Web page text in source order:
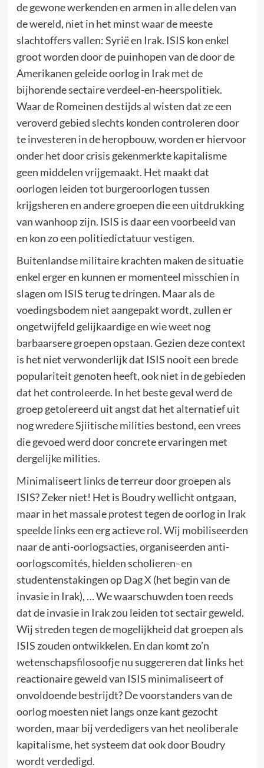
de gewone werkenden en armen in alle delen van
de wereld, niet in het minst waar de meeste
slachtoffers vallen: Syrië en Irak. ISIS kon enkel
groot worden door de puinhopen van de door de
Amerikanen geleide oorlog in Irak met de
bijhorende sectaire verdeel-en-heerspolitiek.
Waar de Romeinen destijds al wisten dat ze een
veroverd gebied slechts konden controleren door
te investeren in de heropbouw, worden er hiervoor
onder het door crisis gekenmerkte kapitalisme
geen middelen vrijgemaakt. Het maakt dat
oorlogen leiden tot burgeroorlogen tussen
krijgsheren en andere groepen die een uitdrukking
van wanhoop zijn. ISIS is daar een voorbeeld van
en kon zo een politiedictatuur vestigen.
Buitenlandse militaire krachten maken de situatie
enkel erger en kunnen er momenteel misschien in
slagen om ISIS terug te dringen. Maar als de
voedingsbodem niet aangepakt wordt, zullen er
ongetwijfeld gelijkaardige en wie weet nog
barbaarsere groepen opstaan. Gezien deze context
is het niet verwonderlijk dat ISIS nooit een brede
populariteit genoten heeft, ook niet in de gebieden
dat het controleerde. In het beste geval werd de
groep getolereerd uit angst dat het alternatief uit
nog wredere Sjiitische milities bestond, een vrees
die gevoed werd door concrete ervaringen met
dergelijke milities.
Minimaliseert links de terreur door groepen als
ISIS? Zeker niet! Het is Boudry wellicht ontgaan,
maar in het massale protest tegen de oorlog in Irak
speelde links een erg actieve rol. Wij mobiliseerden
naar de anti-oorlogsacties, organiseerden anti-
oorlogscomités, hielden scholieren- en
studentenstakingen op Dag X (het begin van de
invasie in Irak), … We waarschuwden toen reeds
dat de invasie in Irak zou leiden tot sectair geweld.
Wij streden tegen de mogelijkheid dat groepen als
ISIS zouden ontwikkelen. En dan komt zo’n
wetenschapsfilosoofje nu suggereren dat links het
reactionaire geweld van ISIS minimaliseert of
onvoldoende bestrijdt? De voorstanders van de
oorlog moesten niet langs onze kant gezocht
worden, maar bij verdedigers van het neoliberale
kapitalisme, het systeem dat ook door Boudry
wordt verdedigd.